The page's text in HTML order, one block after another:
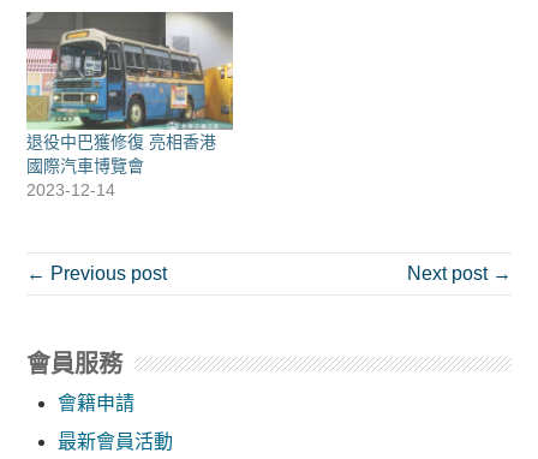
)
退役中巴獲修復 亮相香港
國際汽車博覽會
2023-12-14
← Previous post Next post →
會員服務
會籍申請
最新會員活動